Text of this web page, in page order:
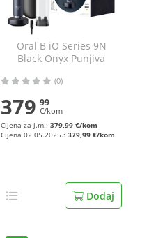
Oral B iO Series 9N
Black Onyx Punjiva
(0)
379 99
€/kom
Cijena za j.m.: 379,99 €/kom
Cijena 02.05.2025.: 379,99 €/kom
Dodaj